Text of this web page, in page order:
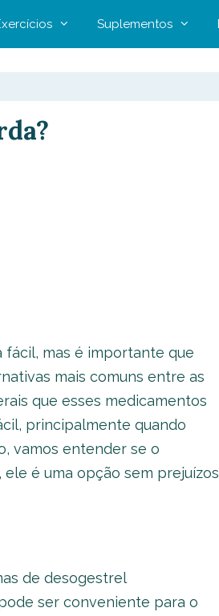
Suplementos
mas é importante que
mais comuns entre as
que esses medicamentos
principalmente quando
vamos entender se o
é uma opção sem prejuízos
de desogestrel
ser conveniente para o